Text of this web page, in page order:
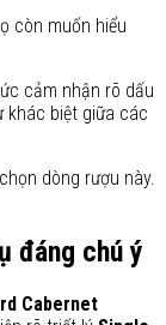
còn muốn hiểu
cảm nhận rõ dấu
khác biệt giữa các
dòng rượu này.
đáng chú ý
Cabernet